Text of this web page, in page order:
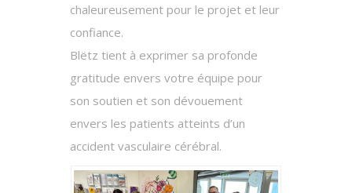
chaleureusement pour le projet et leur
confiance.
Blëtz tient à exprimer sa profonde
gratitude envers votre équipe pour
son soutien et son dévouement
envers les patients atteints d’un
accident vasculaire cérébral.